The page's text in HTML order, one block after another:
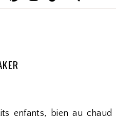
enfants, bien au chaud